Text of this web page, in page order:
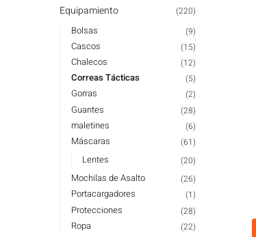
Equipamiento (220)
Bolsas (9)
Cascos (15)
Chalecos (12)
Correas Tácticas (5)
Gorras (2)
Guantes (28)
maletines (6)
Máscaras (61)
Lentes (20)
Mochilas de Asalto (26)
Portacargadores (1)
Protecciones (28)
Ropa (22)